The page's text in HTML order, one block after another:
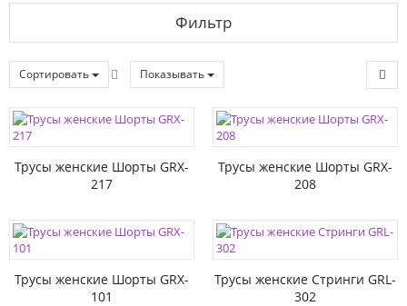
Фильтр
Сортировать Показывать
Трусы женские Шорты GRX-
217
Трусы женские Шорты GRX-
208
Трусы женские Шорты GRX-
101
Трусы женские Стринги GRL-
302